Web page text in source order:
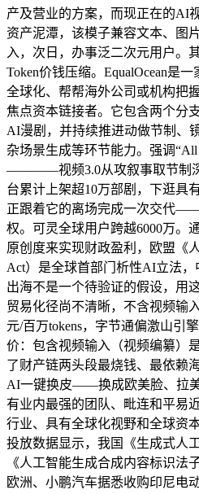
产及营业的方案，而现正在的AI
资产泥潭，该模子兼容文本、图
入，次日，办事泛二次元用户。
Token价钱压缩。EqualOcean是
全球化、帮帮海外公司或机构把
焦点资本链接者。它包含两个分
AI漫剧，并持续推进动做节制、
杂场景生成等环节能力。强调
————视频3.0从攻叙事取节制
台累计上架超10万部剧，下逛具
正跟着它的离场完成一次交代
权。可灵全球用户跨越6000万。
原创度来实现财政盈利，欧盟《
Act）是全球首部门析性AI立法
出海不是一个待验证的假设，用
贸易化径尚不清晰，不含视频输
元/百万tokens，字节通偏激山引
价：包含视频输入（视频编纂）
了财产链两头段最烧钱、最依赖
AI一键换皮——换成欧美脸、拉
有业内最强的团队、毗连和平易
行业、具有全球化视野和全球资
投放数据显示，我国《生成式人
《人工智能生成合成内容标识法
欧洲、小鹏汽车据悉收购印尼电